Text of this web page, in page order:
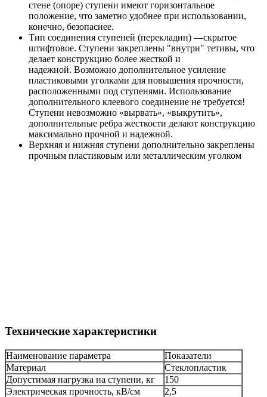
стене (опоре) ступени имеют горизонтальное
положение, что заметно удобнее при использовании,
конечно, безопаснее.
Тип соединения ступеней (перекладин) —скрытое
штифтовое. Ступени закреплены "внутри" тетивы, что
делает конструкцию более жесткой и
надежной. Возможно дополнительное усиление
пластиковыми уголками для повышения прочности,
расположенными под ступенями. Использование
дополнительного клеевого соединение не требуется!
Ступени невозможно «вырвать», «выкрутить»,
дополнительные ребра жесткости делают конструкцию
максимально прочной и надежной.
Верхняя и нижняя ступени дополнительно закреплены
прочным пластиковым или металлическим уголком
Технические характеристики
Наименование параметра
Показатели
Материал
Стеклопластик
Допустимая нагрузка на ступени, кг
150
Электрическая прочность, кВ/см
2,5